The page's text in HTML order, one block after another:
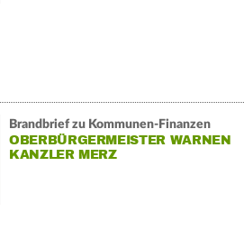
Brandbrief zu Kommunen-Finanzen
OBERBÜRGERMEISTER WARNEN
KANZLER MERZ